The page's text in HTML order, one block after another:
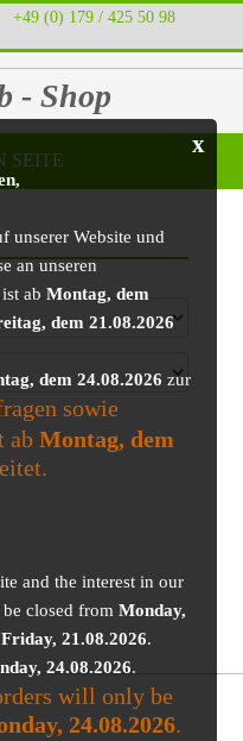
+49 (0) 179 / 425 50 98
- Shop
x
unserer Website und
an unseren
ist abMontag, dem
dem 21.08.2026
dem 24.08.2026 zur
sowie
abMontag, dem
and the interest in our
closed fromMonday,
Friday, 21.08.2026.
24.08.2026.
will only be
24.08.2026.
SEITE